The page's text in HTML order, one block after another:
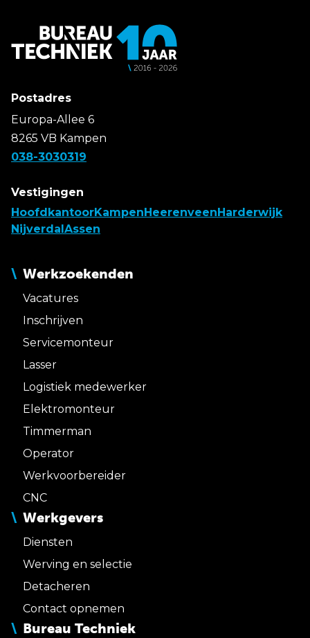
Postadres
Europa-Allee 6
8265 VB Kampen
038-3030319
Vestigingen
HoofdkantoorKampen Heerenveen Harderwijk
Nijverdal Assen
Werkzoekenden
Vacatures
Inschrijven
Servicemonteur
Lasser
Logistiek medewerker
Elektromonteur
Timmerman
Operator
Werkvoorbereider
CNC
Werkgevers
Diensten
Werving en selectie
Detacheren
Contact opnemen
Bureau Techniek